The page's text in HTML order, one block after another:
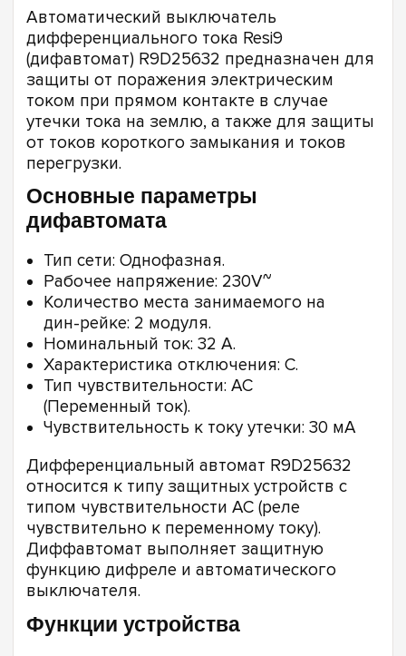
Автоматический выключатель
дифференциального тока Resi9
(дифавтомат) R9D25632 предназначен для
защиты от поражения электрическим
током при прямом контакте в случае
утечки тока на землю, а также для защиты
от токов короткого замыкания и токов
перегрузки.
Основные параметры
дифавтомата
Тип сети: Однофазная.
Рабочее напряжение: 230V~
Количество места занимаемого на
дин-рейке: 2 модуля.
Номинальный ток: 32 А.
Характеристика отключения: С.
Тип чувствительности: АС
(Переменный ток).
Чувствительность к току утечки: 30 мА
Дифференциальный автомат R9D25632
относится к типу защитных устройств с
типом чувствительности АС (реле
чувствительно к переменному току).
Диффавтомат выполняет защитную
функцию дифреле и автоматического
выключателя.
Функции устройства